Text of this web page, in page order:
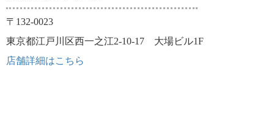
〒132-0023
東京都江戸川区西一之江2-10-17 大場ビル1F
店舗詳細はこちら